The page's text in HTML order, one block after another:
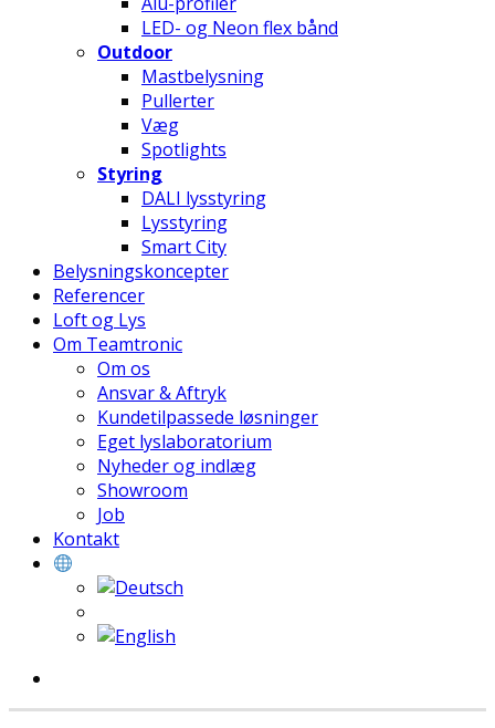
LED- og Neon flex bånd
Outdoor
Mastbelysning
Pullerter
Væg
Spotlights
Styring
DALI lysstyring
Lysstyring
Smart City
Belysningskoncepter
Referencer
Loft og Lys
Om Teamtronic
Om os
Ansvar & Aftryk
Kundetilpassede løsninger
Eget lyslaboratorium
Nyheder og indlæg
Showroom
Job
Kontakt